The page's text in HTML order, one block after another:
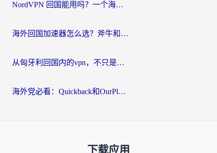
NordVPN 回国能用吗？一个海外用户必须面对的真实困境
海外回国加速器怎么选？斧牛和海龟哪个好？一篇帮你避开坑的实用指南
从匈牙利回国内的vpn，不只是为了刷剧那么简单
海外党必看：Quickback和OurPlay好用吗？3分钟选对回国加速器，无缝刷剧玩游戏
下载应用